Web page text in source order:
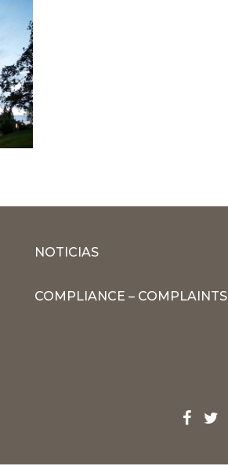
NOTICIAS
COMPLIANCE – COMPLAINTS